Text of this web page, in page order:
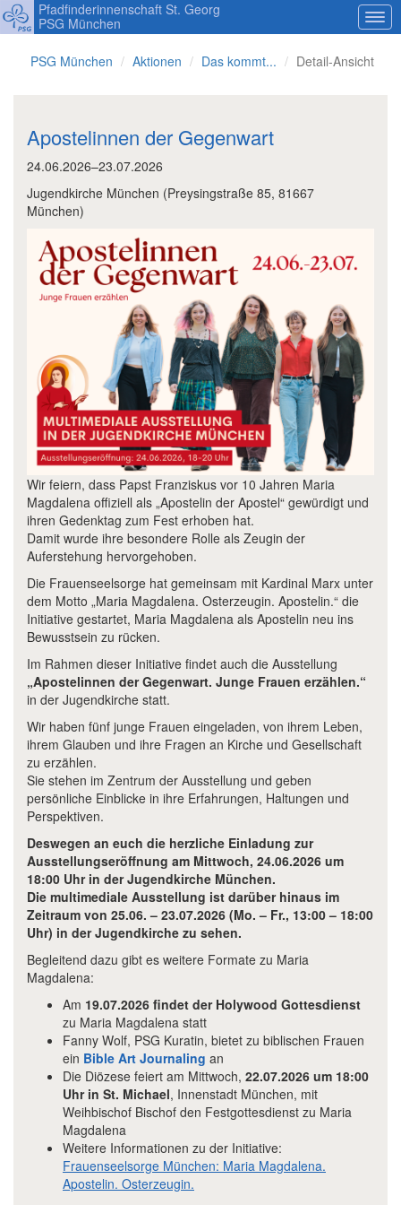
Pfadfinderinnenschaft St. Georg
PSG München
PSG München Aktionen Das kommt... Detail-Ansicht
Apostelinnen der Gegenwart
24.06.2026–23.07.2026
Jugendkirche München (Preysingstraße 85, 81667
München)
Wir feiern, dass Papst Franziskus vor 10 Jahren Maria
Magdalena offiziell als „Apostelin der Apostel“ gewürdigt und
ihren Gedenktag zum Fest erhoben hat.
Damit wurde ihre besondere Rolle als Zeugin der
Auferstehung hervorgehoben.
Die Frauenseelsorge hat gemeinsam mit Kardinal Marx unter
dem Motto „Maria Magdalena. Osterzeugin. Apostelin.“ die
Initiative gestartet, Maria Magdalena als Apostelin neu ins
Bewusstsein zu rücken.
Im Rahmen dieser Initiative findet auch die Ausstellung
„Apostelinnen der Gegenwart. Junge Frauen erzählen.“
in der Jugendkirche statt.
Wir haben fünf junge Frauen eingeladen, von ihrem Leben,
ihrem Glauben und ihre Fragen an Kirche und Gesellschaft
zu erzählen.
Sie stehen im Zentrum der Ausstellung und geben
persönliche Einblicke in ihre Erfahrungen, Haltungen und
Perspektiven.
Deswegen an euch die herzliche Einladung zur
Ausstellungseröffnung am Mittwoch, 24.06.2026 um
18:00 Uhr in der Jugendkirche München.
Die multimediale Ausstellung ist darüber hinaus im
Zeitraum von 25.06. – 23.07.2026 (Mo. – Fr., 13:00 – 18:00
Uhr) in der Jugendkirche zu sehen.
Begleitend dazu gibt es weitere Formate zu Maria
Magdalena:
Am 19.07.2026 findet der Holywood Gottesdienst
zu Maria Magdalena statt
Fanny Wolf, PSG Kuratin, bietet zu biblischen Frauen
ein Bible Art Journaling an
Die Diözese feiert am Mittwoch, 22.07.2026 um 18:00
Uhr in St. Michael, Innenstadt München, mit
Weihbischof Bischof den Festgottesdienst zu Maria
Magdalena
Weitere Informationen zu der Initiative:
Frauenseelsorge München: Maria Magdalena.
Apostelin. Osterzeugin.